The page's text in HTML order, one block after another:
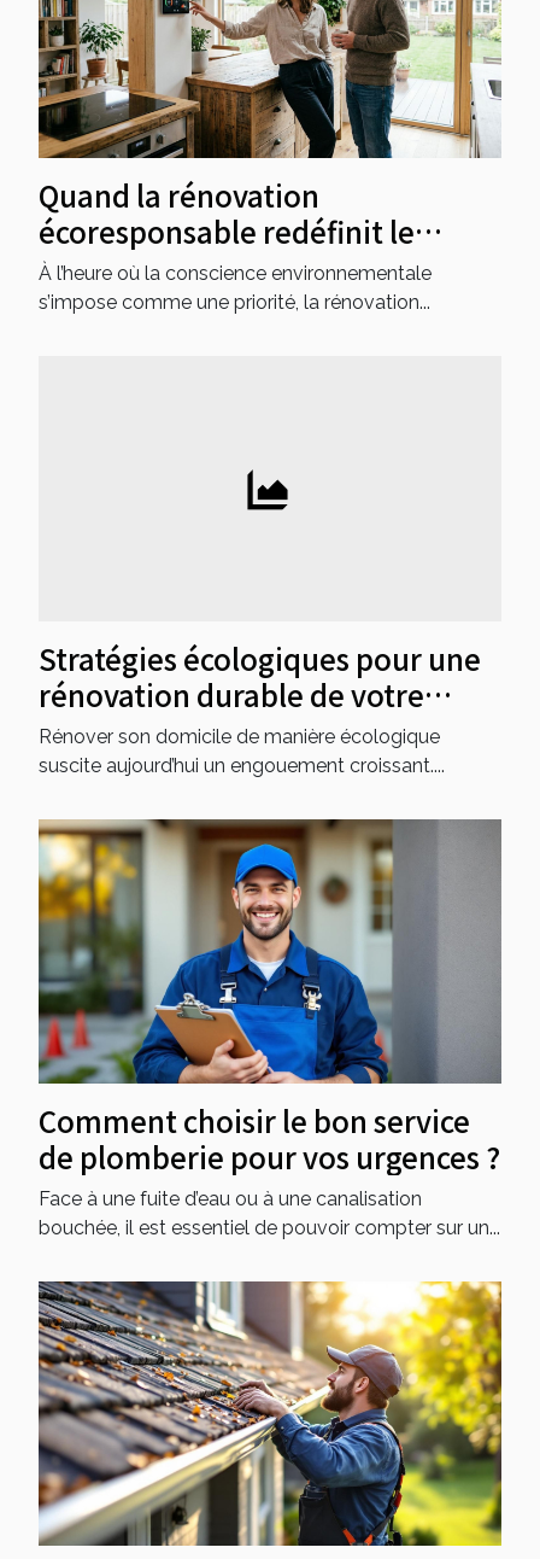
Quand la rénovation
écoresponsable redéfinit le
marché immobilier local
À l’heure où la conscience environnementale
s’impose comme une priorité, la rénovation...
Stratégies écologiques pour une
rénovation durable de votre
domicile
Rénover son domicile de manière écologique
suscite aujourd’hui un engouement croissant....
Comment choisir le bon service
de plomberie pour vos urgences ?
Face à une fuite d’eau ou à une canalisation
bouchée, il est essentiel de pouvoir compter sur un...